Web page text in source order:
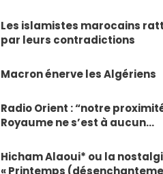
Les islamistes marocains
par leurs contradictions
Macron énerve les Algériens
Radio Orient : “notre
Royaume ne s’est à aucun…
Hicham Alaoui* ou la